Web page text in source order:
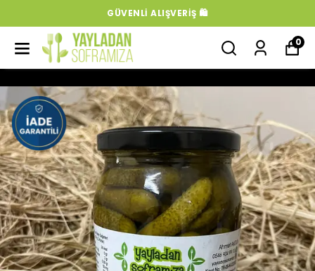
GÜVENLI ALIŞVERIŞ 🛍️
0